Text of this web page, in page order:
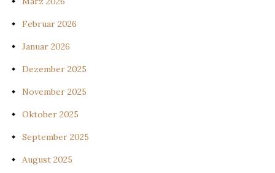
Februar 2026
Januar 2026
Dezember 2025
November 2025
Oktober 2025
September 2025
August 2025